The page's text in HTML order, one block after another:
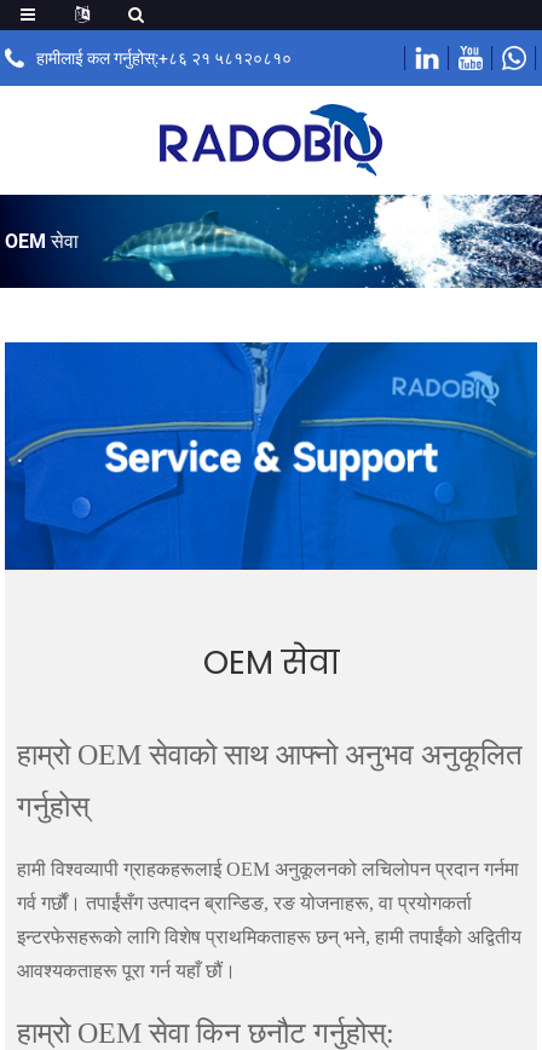
हामीलाई कल गर्नुहोस्:+८६ २१ ५८१२०८१०
OEM सेवा
.
OEM सेवा
हाम्रो OEM सेवाको साथ आफ्नो अनुभव अनुकूलित
गर्नुहोस्
हामी विश्वव्यापी ग्राहकहरूलाई OEM अनुकूलनको लचिलोपन प्रदान गर्नमा
गर्व गर्छौं। तपाईंसँग उत्पादन ब्रान्डिङ, रङ योजनाहरू, वा प्रयोगकर्ता
इन्टरफेसहरूको लागि विशेष प्राथमिकताहरू छन् भने, हामी तपाईंको अद्वितीय
आवश्यकताहरू पूरा गर्न यहाँ छौं।
हाम्रो OEM सेवा किन छनौट गर्नुहोस्: